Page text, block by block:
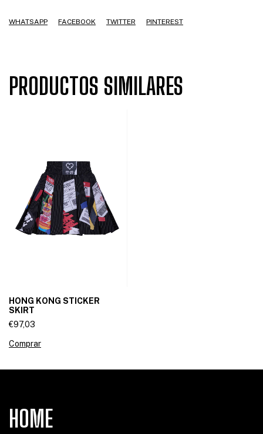
WHATSAPP FACEBOOK TWITTER PINTEREST
PRODUCTOS SIMILARES
HONG KONG STICKER
SKIRT
€97,03
Comprar
HOME